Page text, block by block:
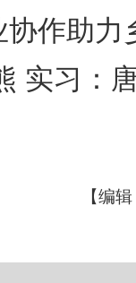
作助力
实习：
【编